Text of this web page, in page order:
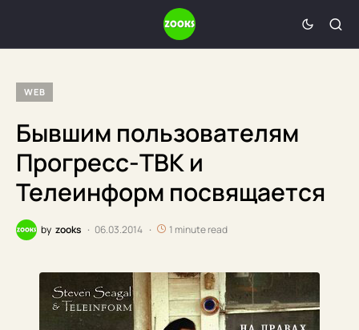
WEB
Бывшим пользователям
Прогресс-ТВК и
Телеинформ посвящается
by zooks 06.03.2014 1 minute read